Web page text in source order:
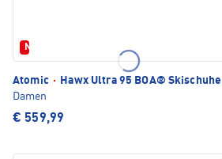
Neu
Atomic ·
Hawx Ultra 95 BOA® Skischuhe
Damen
€ 559,99